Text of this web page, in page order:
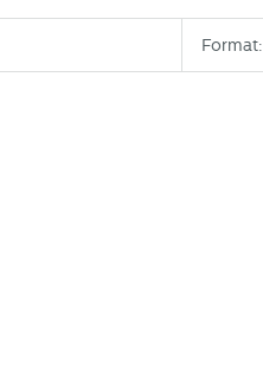
Format: